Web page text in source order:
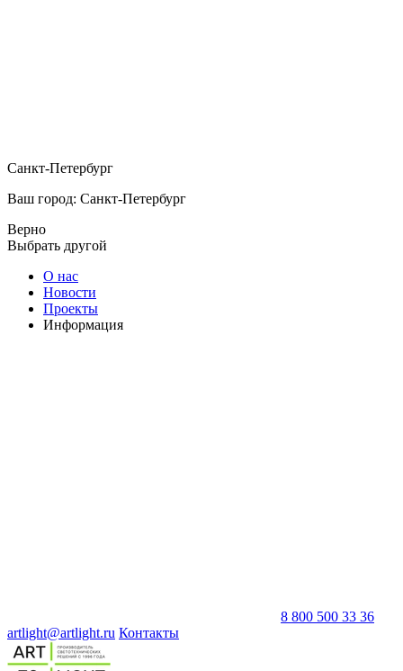
Санкт-Петербург
Ваш город: Санкт-Петербург
Верно
Выбрать другой
О нас
Новости
Проекты
Информация
8 800 500 33 36
artlight@artlight.ru Контакты